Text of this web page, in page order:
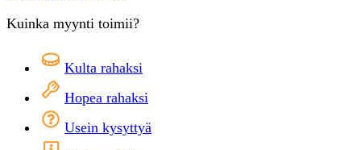
Kuinka myynti toimii?
Kulta rahaksi
Hopea rahaksi
Usein kysyttyä